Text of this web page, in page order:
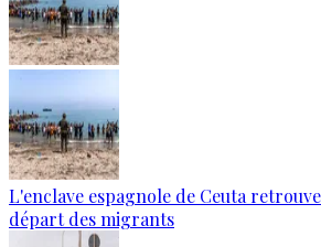
L'enclave espagnole de Ceuta
départ des migrants